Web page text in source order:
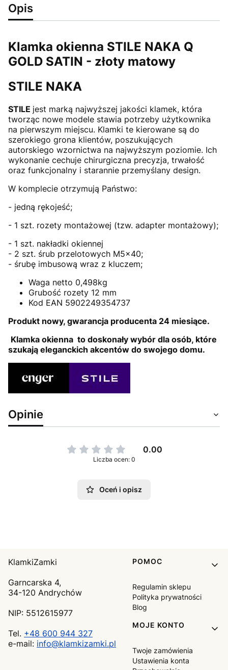
Opis
Klamka okienna STILE NAKA Q
GOLD SATIN - złoty matowy
STILE NAKA
STILE jest marką najwyższej jakości klamek, która
tworząc nowe modele stawia potrzeby użytkownika
na pierwszym miejscu. Klamki te kierowane są do
szerokiego grona klientów, poszukujących
autorskiego wzornictwa na najwyższym poziomie. Ich
wykonanie cechuje chirurgiczna precyzja, trwałość
oraz funkcjonalny i starannie przemyślany design.
W komplecie otrzymują Państwo:
- jedną rękojeść;
- 1 szt. rozety montażowej (tzw. adapter montażowy);
- 1 szt. nakładki okiennej
- 2 szt. śrub przelotowych M5x40;
- śrubę imbusową wraz z kluczem;
Waga netto 0,498kg
Grubość rozety 12 mm
Kod EAN 5902249354737
Produkt nowy, gwarancja producenta 24 miesiące.
Klamka okienna to doskonały wybór dla osób, które
szukają eleganckich akcentów do swojego domu.
Opinie
0.00
Liczba ocen: 0
Oceń i opisz
KlamkiZamki
Garncarska 4,
34-120 Andrychów
NIP: 5512615977
Tel. +48 600 944 327
e-mail: info@klamkizamki.pl
Linki w stopce
POMOC
Regulamin sklepu
Polityka prywatności
Blog
MOJE KONTO
Twoje zamówienia
Ustawienia konta